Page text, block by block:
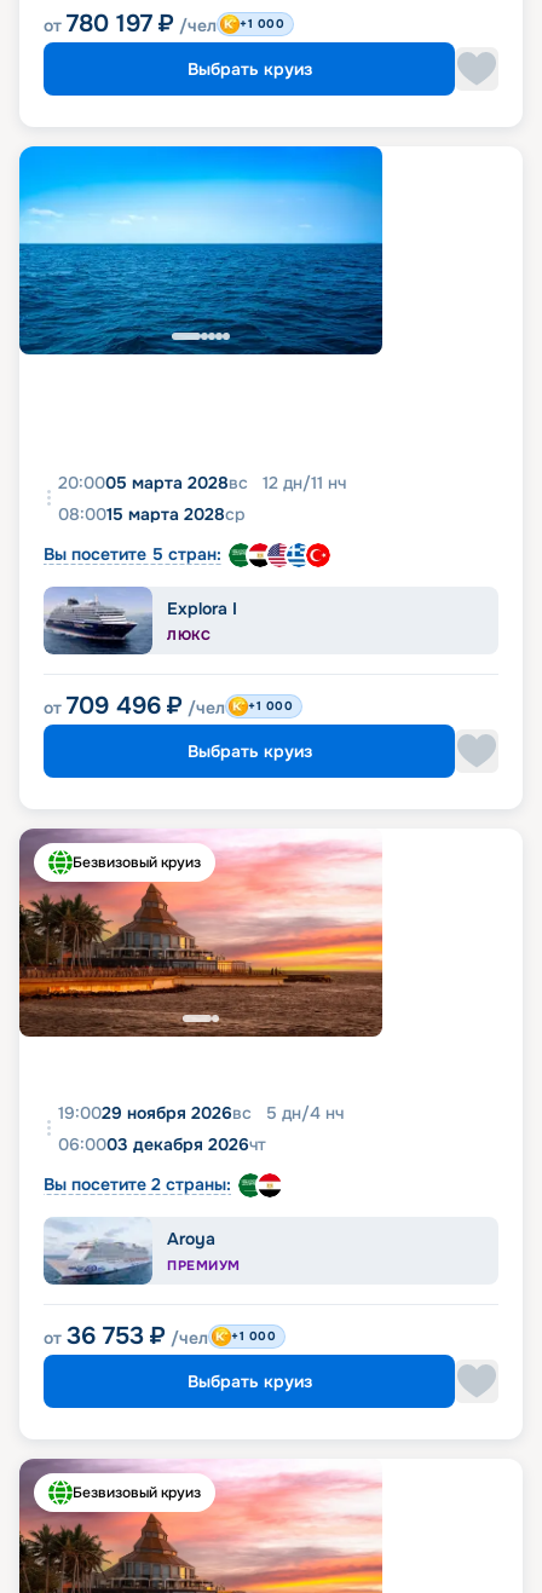
от 780 197 ₽ /чел +1 000
Выбрать круиз
20:0005 марта 2028вс 12 дн/11 нч
08:0015 марта 2028ср
Вы посетите 5 стран:
Explora I
ЛЮКС
от 709 496 ₽ /чел +1 000
Выбрать круиз
Безвизовый круиз
19:0029 ноября 2026вс 5 дн/4 нч
06:0003 декабря 2026чт
Вы посетите 2 страны:
Aroya
ПРЕМИУМ
от 36 753 ₽ /чел +1 000
Выбрать круиз
Безвизовый круиз